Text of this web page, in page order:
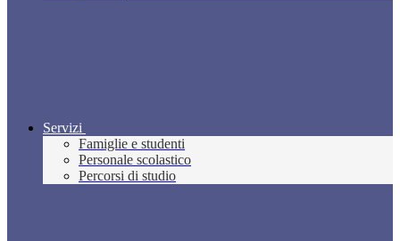
Servizi
Famiglie e studenti
Personale scolastico
Percorsi di studio